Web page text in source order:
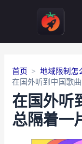
首页
地域限制怎
在国外听到中国歌
在国外听
总隔着一